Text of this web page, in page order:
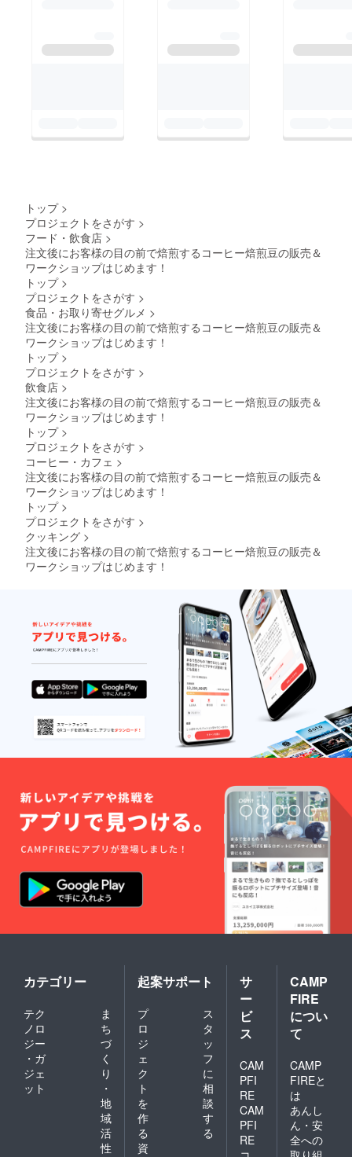
トップ >
プロジェクトをさがす >
フード・飲食店 >
注文後にお客様の目の前で焙煎するコーヒー焙煎豆の販売＆
ワークショップはじめます！
トップ >
プロジェクトをさがす >
食品・お取り寄せグルメ >
注文後にお客様の目の前で焙煎するコーヒー焙煎豆の販売＆
ワークショップはじめます！
トップ >
プロジェクトをさがす >
飲食店 >
注文後にお客様の目の前で焙煎するコーヒー焙煎豆の販売＆
ワークショップはじめます！
トップ >
プロジェクトをさがす >
コーヒー・カフェ >
注文後にお客様の目の前で焙煎するコーヒー焙煎豆の販売＆
ワークショップはじめます！
トップ >
プロジェクトをさがす >
クッキング >
注文後にお客様の目の前で焙煎するコーヒー焙煎豆の販売＆
ワークショップはじめます！
カテゴリー
テク
ノロ
ジー
・ガ
ジェ
ット
ま
ち
づ
く
り
・
地
域
活
性
起案サポート
プ
ロ
ジ
ェ
ク
ト
を
作
る
ス
タ
ッ
フ
に
相
談
す
る
資
サ
ー
ビ
ス
CAM
PFI
RE
CAM
PFI
RE
CAMP
FIRE
につい
て
CAMP
FIREと
は
あんし
ん・安
全への